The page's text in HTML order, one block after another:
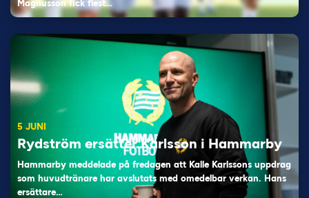
Magnusson fick flest…
5 JUNI
Rydström ersätter Karlsson i Hammarby
Hammarby meddelade på fredagen att Kalle Karlssons uppdrag
som huvudtränare har avslutats med omedelbar verkan. Hans
ersättare…